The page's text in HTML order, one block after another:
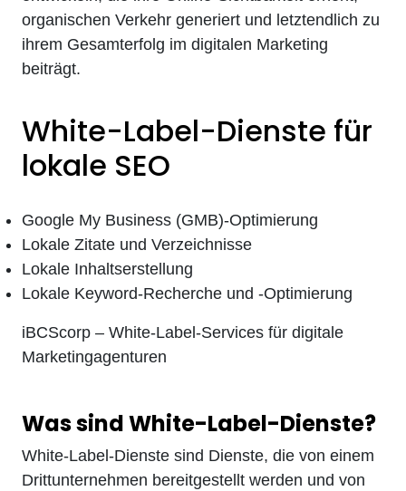
organischen Verkehr generiert und letztendlich zu
ihrem Gesamterfolg im digitalen Marketing
beiträgt.
White-Label-Dienste für
lokale SEO
Google My Business (GMB)-Optimierung
Lokale Zitate und Verzeichnisse
Lokale Inhaltserstellung
Lokale Keyword-Recherche und -Optimierung
iBCScorp – White-Label-Services für digitale
Marketingagenturen
Was sind White-Label-Dienste?
White-Label-Dienste sind Dienste, die von einem
Drittunternehmen bereitgestellt werden und von